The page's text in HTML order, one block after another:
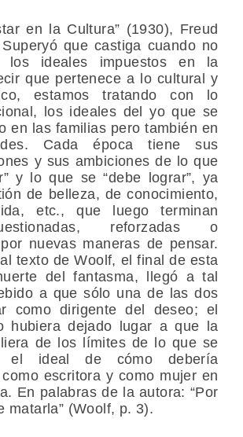
en la Cultura” (1930), Freud
que castiga cuando no
los ideales impuestos en la
que pertenece a lo cultural y
estamos tratando con lo
los ideales del yo que se
en las familias pero también en
Cada época tiene sus
y sus ambiciones de lo que
y lo que se “debe lograr”, ya
de belleza, de conocimiento,
etc., que luego terminan
reforzadas o
nuevas maneras de pensar.
texto de Woolf, el final de esta
del fantasma, llegó a tal
a que sólo una de las dos
como dirigente del deseo; el
hubiera dejado lugar a que la
de los límites de lo que se
el ideal de cómo debería
escritora y como mujer en
En palabras de la autora: “Por
matarla” (Woolf, p. 3).